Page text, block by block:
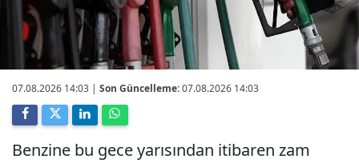
07.08.2026 14:03 | Son Güncelleme:07.08.2026 14:03
Benzine bu gece yarısından itibaren zam